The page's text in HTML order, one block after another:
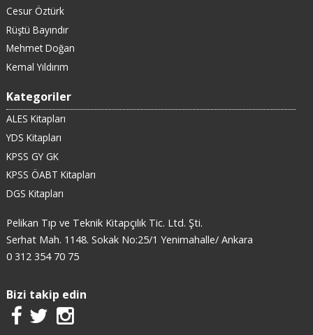
Cesur Öztürk
Rüştü Bayındır
Mehmet Doğan
Kemal Yıldırım
Kategoriler
ALES Kitapları
YDS Kitapları
KPSS GY GK
KPSS ÖABT Kitapları
DGS Kitapları
Pelikan Tıp ve Teknik Kitapçılık Tic. Ltd. Şti.
Serhat Mah. 1148. Sokak No:25/1 Yenimahalle/ Ankara
0 312 354 70 75
Bizi takip edin